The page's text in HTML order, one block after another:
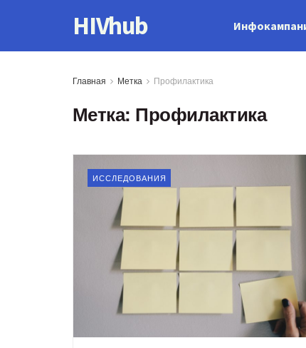
HIVhub
Главная Метка Профилактика
Метка: Профилактика
ИССЛЕДОВАНИЯ